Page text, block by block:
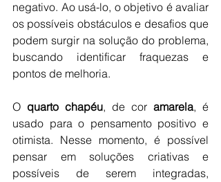
negativo. Ao usá-lo, o objetivo é avaliar
os possíveis obstáculos e desafios que
podem surgir na solução do problema,
buscando identificar fraquezas e
pontos de melhoria.
O quarto chapéu, de cor amarela, é
usado para o pensamento positivo e
otimista. Nesse momento, é possível
pensar em soluções criativas e
possíveis de serem integradas,